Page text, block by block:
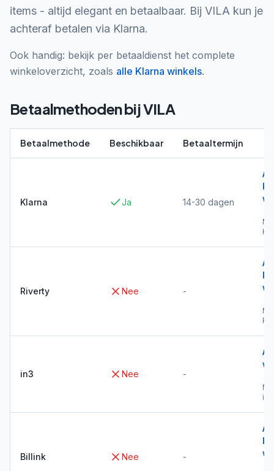
items - altijd elegant en betaalbaar. Bij VILA kun je
achteraf betalen via Klarna.
Ook handig: bekijk per betaaldienst het complete
winkeloverzicht, zoals alle Klarna winkels.
Betaalmethoden bijVILA
Betaalmethode Beschikbaar Betaaltermijn
Klarna Ja 14-30 dagen
→
Riverty Nee -
→
in3 Nee -
→
in3
Billink Nee -
→